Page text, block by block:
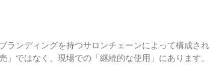
ランディングを持つサロンチェーンによって構成され
ではなく、現場での「継続的な使用」にあります。